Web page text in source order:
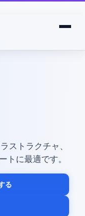
ストラクチャ、
トに最適です。
る